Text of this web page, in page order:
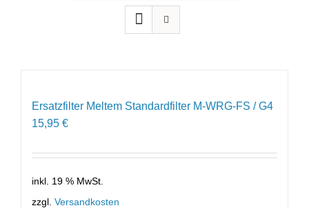
Ersatzfilter Meltem Standardfilter M-WRG-FS / G4
15,95 €
inkl. 19 % MwSt.
zzgl. Versandkosten